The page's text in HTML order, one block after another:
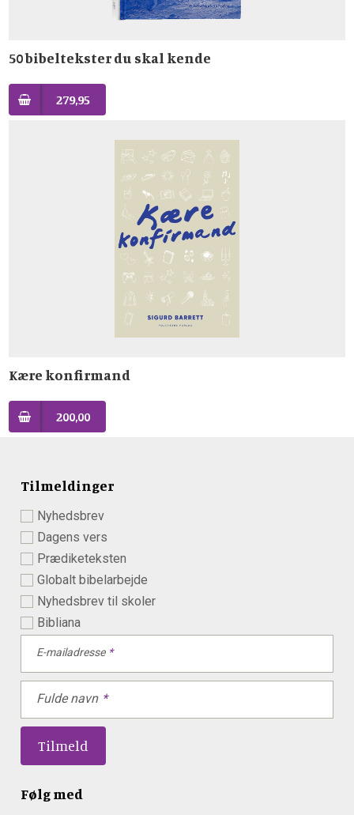
50 bibeltekster du skal kende
279,95
Kære konfirmand
200,00
Tilmeldinger
Nyhedsbrev
Dagens vers
Prædiketeksten
Globalt bibelarbejde
Nyhedsbrev til skoler
Bibliana
E-mailadresse
Fulde navn
Følg med